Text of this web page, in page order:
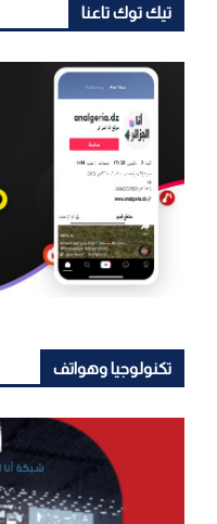
تيك توك تاعنا
تكنولوجيا وهواتف